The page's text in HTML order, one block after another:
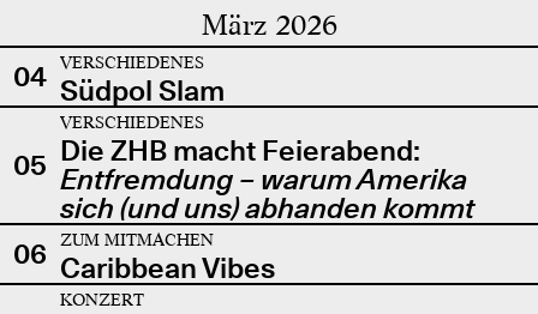
März 2026
04 VERSCHIEDENES
Südpol Slam
05
VERSCHIEDENES
Die ZHB macht Feierabend:
Entfremdung – warum Amerika
sich (und uns) abhanden kommt
06
ZUM MITMACHEN
Caribbean Vibes
KONZERT